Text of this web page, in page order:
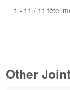
1 - 11 / 11 tétel
Other